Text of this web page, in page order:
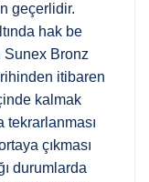
geçerlidir.
hak be
Sunex Bronz
itibaren
kalmak
tekrarlanması
çıkması
durumlarda